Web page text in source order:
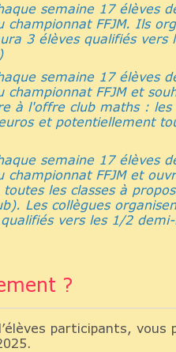
semaine 17 élèves
FFJM. Ils
3 élèves qualifiés
semaine 17 élèves
FFJM et
à l'offre club maths :
et potentiellement
semaine 17 élèves
FFJM et
les classes à
Les collègues
vers les 1/2
?
participants,